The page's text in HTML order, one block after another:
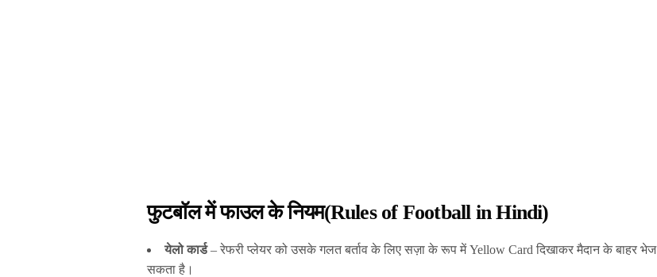
फुटबॉल में फाउल के नियम(Rules of Football in Hindi)
येलो कार्ड– रेफरी प्लेयर को उसके गलत बर्ताव के लिए सज़ा के रूप में Yellow Card दिखाकर मैदान के बाहर भेज
सकता है।